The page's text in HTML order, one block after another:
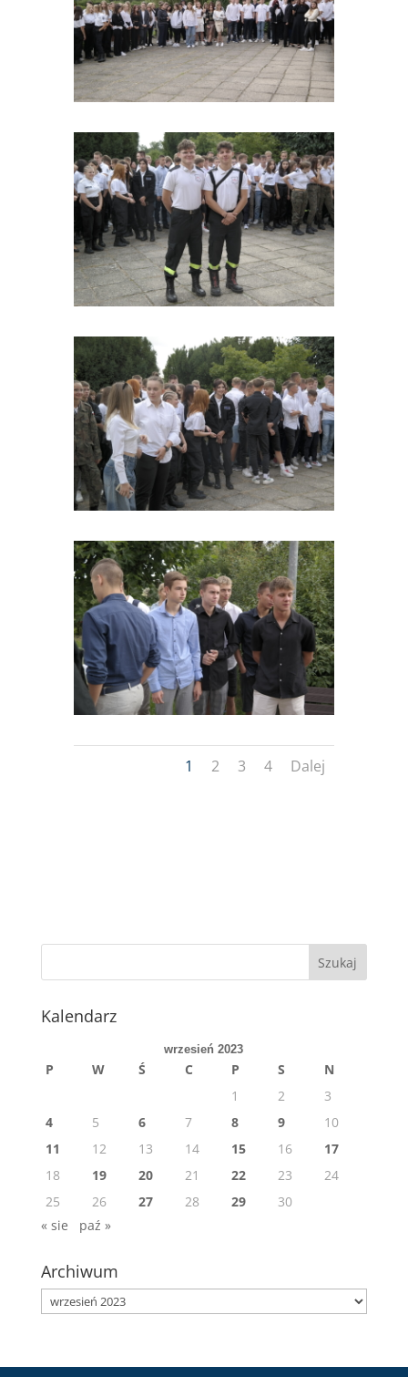
1 2 3 4 Dalej
Kalendarz
wrzesień 2023
P W Ś C P S
N
1
2
3
4
5 6 7 8 9
10
11
12 13 14 15 16
17
18
19 20 21 22 23
24
25
26 27 28 29
30
« sie
paź »
Archiwum
Archiwum